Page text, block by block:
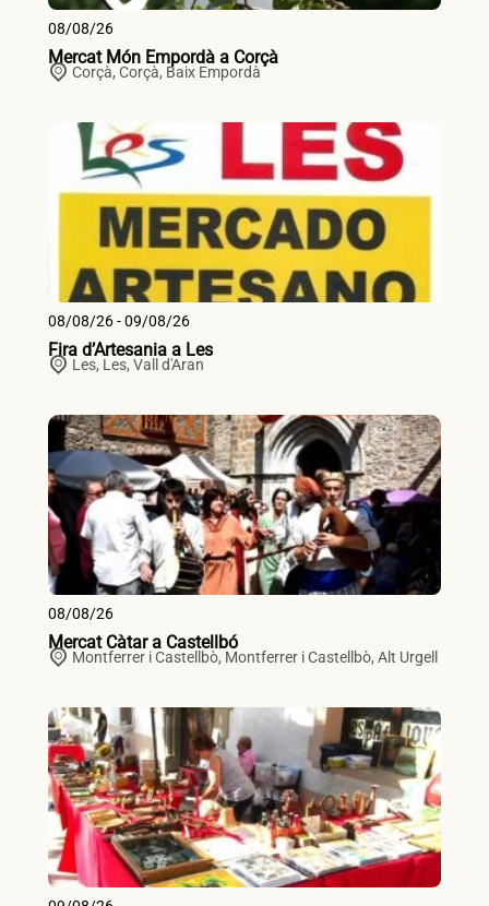
08/08/26
Mercat Món Empordà a Corçà
Corçà, Corçà, Baix Empordà
08/08/26 - 09/08/26
Fira d’Artesania a Les
Les, Les, Vall d'Aran
08/08/26
Mercat Càtar a Castellbó
Montferrer i Castellbò, Montferrer i Castellbò, Alt Urgell